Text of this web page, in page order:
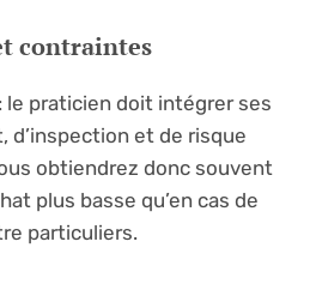
contraintes
le praticien doit intégrer ses
d’inspection et de risque
obtiendrez donc souvent
plus basse qu’en cas de
particuliers.